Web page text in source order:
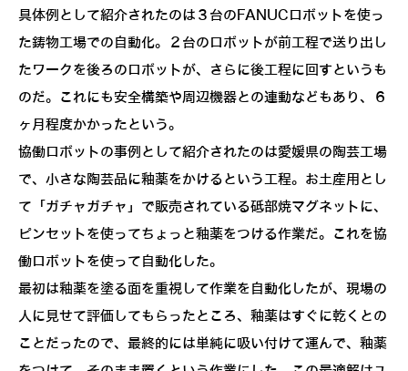
具体例として紹介されたのは３台のFANUCロボットを使っ
た鋳物工場での自動化。２台のロボットが前工程で送り出し
たワークを後ろのロボットが、さらに後工程に回すというも
のだ。これにも安全構築や周辺機器との連動などもあり、６
ヶ月程度かかったという。
協働ロボットの事例として紹介されたのは愛媛県の陶芸工場
で、小さな陶芸品に釉薬をかけるという工程。お土産用とし
て「ガチャガチャ」で販売されている砥部焼マグネットに、
ピンセットを使ってちょっと釉薬をつける作業だ。これを協
働ロボットを使って自動化した。
最初は釉薬を塗る面を重視して作業を自動化したが、現場の
人に見せて評価してもらったところ、釉薬はすぐに乾くとの
ことだったので、最終的には単純に吸い付けて運んで、釉薬